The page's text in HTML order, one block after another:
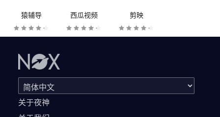
猿辅导 西瓜视频 剪映
关于夜神